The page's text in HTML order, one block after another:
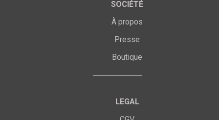
SOCIÉTÉ
À propos
Presse
Boutique
LEGAL